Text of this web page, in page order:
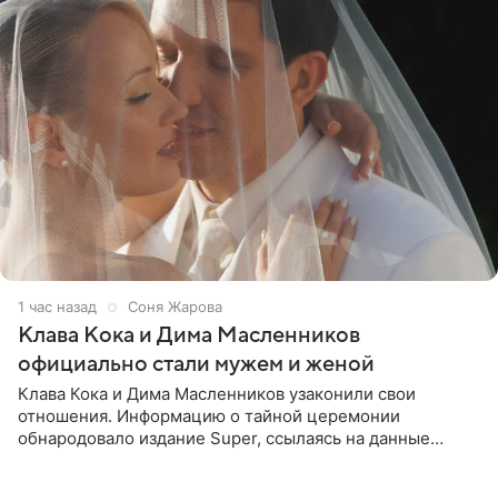
1 час назад Соня Жарова
Клава Кока и Дима Масленников
официально стали мужем и женой
Клава Кока и Дима Масленников узаконили свои
отношения. Информацию о тайной церемонии
обнародовало издание Super, ссылаясь на данные